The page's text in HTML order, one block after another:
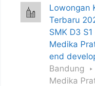
Lowongan
Terbaru
SMK D3
Medika
end
Bandung
Medika